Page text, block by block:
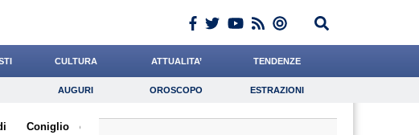
CULTURA ATTUALITA’ TENDENZE
Auguri Oroscopo Estrazioni
Giornalista
AUGURI OROSCOPO ESTRAZIONI
Coniglio de Durante